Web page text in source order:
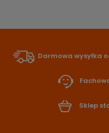
Darmowa wysyłka
Sklep